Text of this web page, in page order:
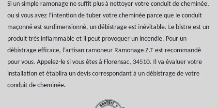
Si un simple ramonage ne suffit plus à nettoyer votre conduit de cheminée,
ou si vous avez l’intention de tuber votre cheminée parce que le conduit
maçonné est surdimensionné, un débistrage est inévitable. Le bistre est un
produit très inflammable et il peut provoquer un incendie. Pour un
débistrage efficace, l’artisan ramoneur Ramonage Z.T est recommandé
pour vous. Appelez-le si vous êtes à Florensac, 34510. Il va évaluer votre
installation et établira un devis correspondant à un débistrage de votre
conduit de cheminée.